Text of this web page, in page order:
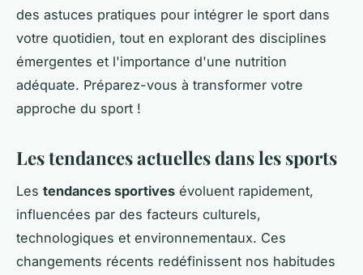
des astuces pratiques pour intégrer le sport dans
votre quotidien, tout en explorant des disciplines
émergentes et l'importance d'une nutrition
adéquate. Préparez-vous à transformer votre
approche du sport !
Les tendances actuelles dans les sports
Les tendances sportives évoluent rapidement,
influencées par des facteurs culturels,
technologiques et environnementaux. Ces
changements récents redéfinissent nos habitudes